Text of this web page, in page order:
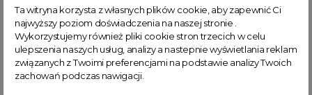
Wyświetlono: 1-12 z 25 pozycji
1 2 3
Ta witryna korzysta z własnych plików cookie, aby zapewnić Ci
najwyższy poziom doświadczenia na naszej stronie .
Wykorzystujemy również pliki cookie stron trzecich w celu
ulepszenia naszych usług, analizy a nastepnie wyświetlania reklam
związanych z Twoimi preferencjami na podstawie analizy Twoich
zachowań podczas nawigacji.